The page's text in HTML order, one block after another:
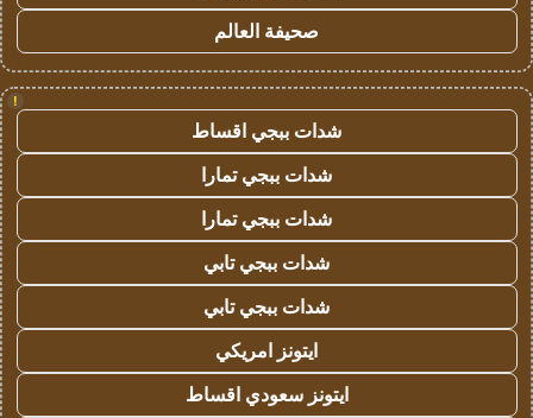
صحيفة العالم
!
شدات ببجي اقساط
شدات ببجي تمارا
شدات ببجي تمارا
شدات ببجي تابي
شدات ببجي تابي
ايتونز امريكي
ايتونز سعودي اقساط